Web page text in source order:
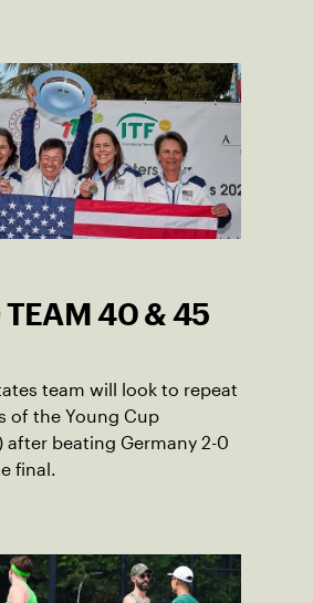
TEAM 40 & 45
team will look to repeat
of the Young Cup
after beating Germany 2-0
final.